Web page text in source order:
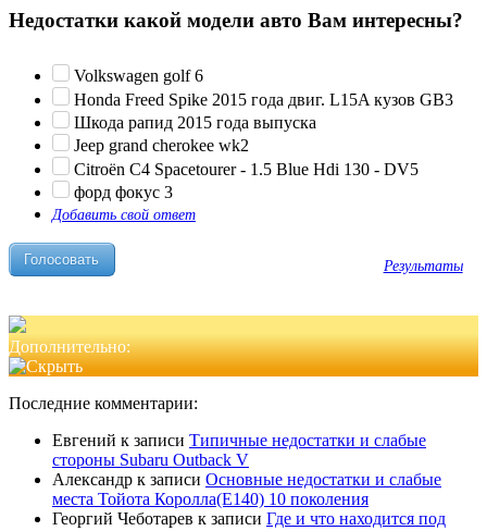
Недостатки какой модели авто Вам интересны?
Volkswagen golf 6
Honda Freed Spike 2015 года двиг. L15A кузов GB3
Шкода рапид 2015 года выпуска
Jeep grand cherokee wk2
Citroën C4 Spacetourer - 1.5 Blue Hdi 130 - DV5
форд фокус 3
Добавить свой ответ
Результаты
Дополнительно:
Последние комментарии:
Евгений к записи Типичные недостатки и слабые
стороны Subaru Outback V
Александр к записи Основные недостатки и слабые
места Тойота Королла(Е140) 10 поколения
Георгий Чеботарев к записи Где и что находится под